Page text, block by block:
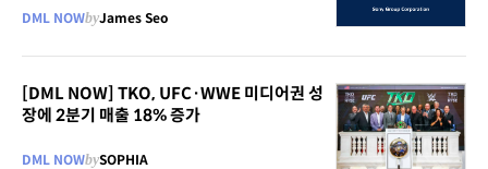
DML NOWbyJames Seo
[DML NOW] TKO, UFC·WWE 미디어권 성
장에 2분기 매출 18% 증가
DML NOWbySOPHIA